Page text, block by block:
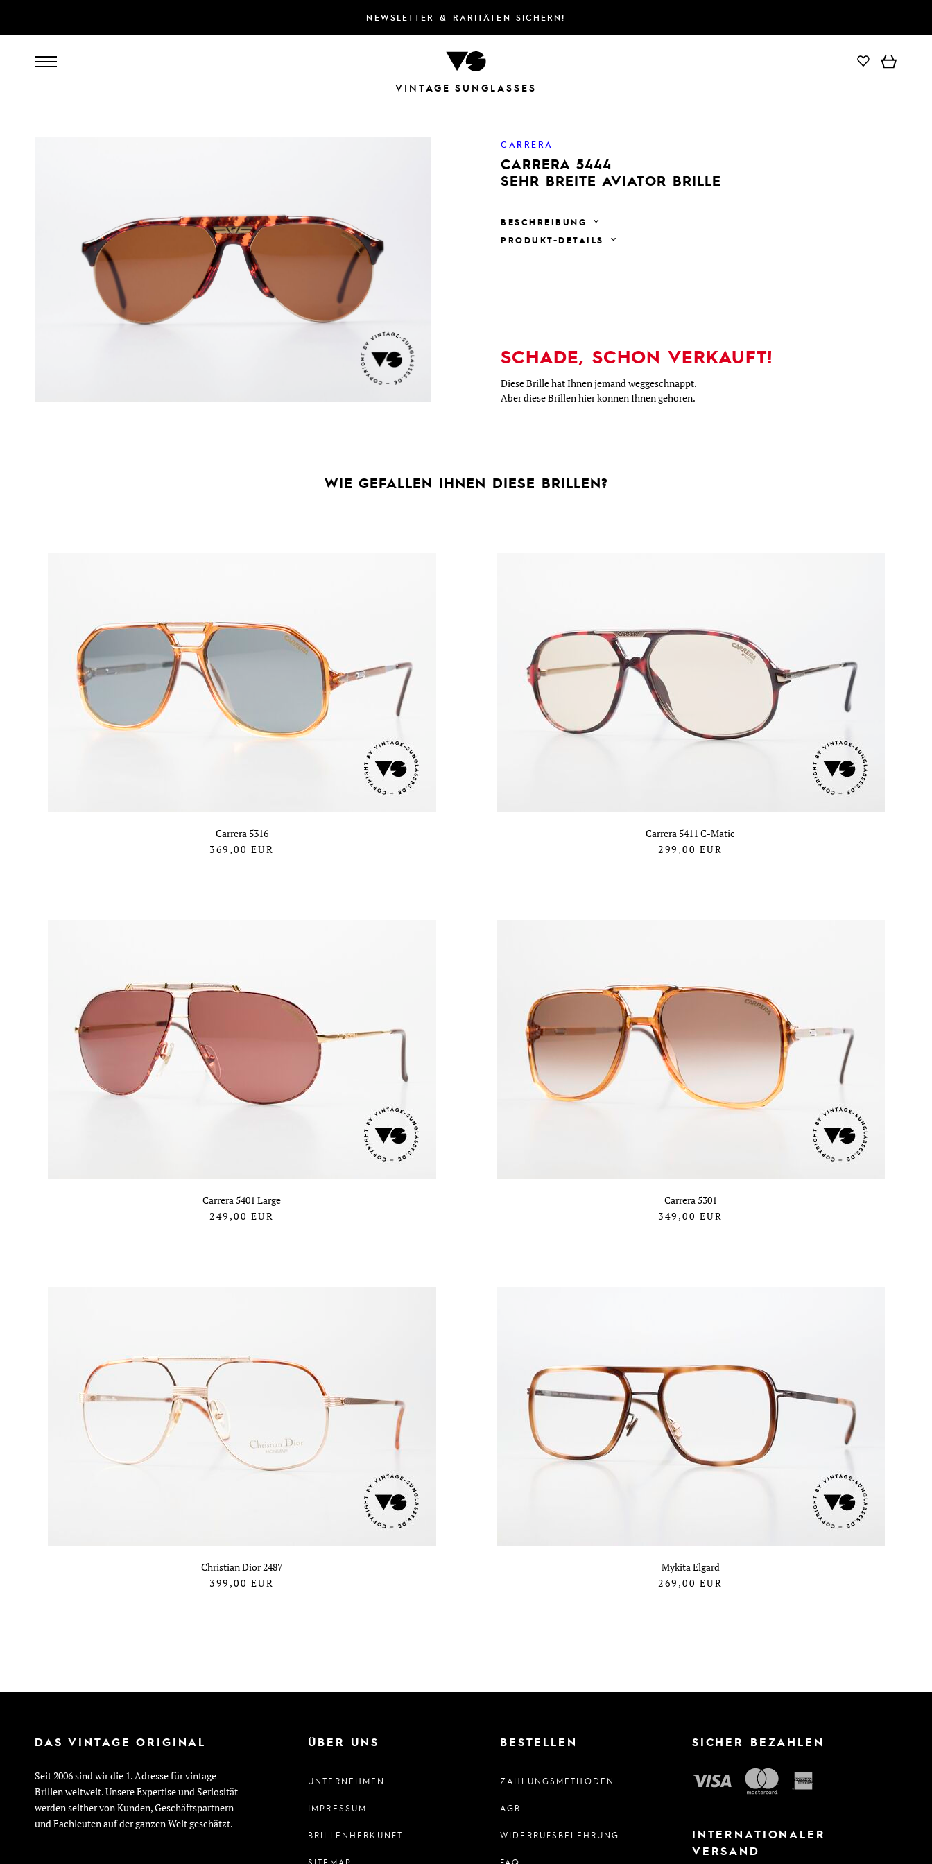
NEWSLETTER & RARITÄTEN SICHERN!
VINTAGE SUNGLASSES
CARRERA
CARRERA 5444
SEHR BREITE AVIATOR BRILLE
BESCHREIBUNG
PRODUKT-DETAILS
SCHADE, SCHON VERKAUFT!
Diese Brille hat Ihnen jemand weggeschnappt.
Aber diese Brillen hier können Ihnen gehören.
WIE GEFALLEN IHNEN DIESE BRILLEN?
Carrera 5316
369,00 EUR
Carrera 5411 C-Matic
299,00 EUR
Carrera 5401 Large
249,00 EUR
Carrera 5301
349,00 EUR
Christian Dior 2487
399,00 EUR
Mykita Elgard
269,00 EUR
DAS VINTAGE ORIGINAL
Seit 2006 sind wir die 1. Adresse für vintage
Brillen weltweit. Unsere Expertise und Seriosität
werden seither von Kunden, Geschäftspartnern
und Fachleuten auf der ganzen Welt geschätzt.
ÜBER UNS
UNTERNEHMEN
IMPRESSUM
BRILLENHERKUNFT
BESTELLEN
ZAHLUNGSMETHODEN
AGB
WIDERRUFSBELEHRUNG
SICHER BEZAHLEN
INTERNATIONALER
VERSAND